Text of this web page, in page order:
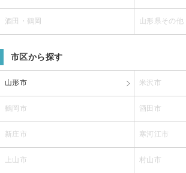
酒田・鶴岡 山形県その他
市区から探す
山形市 米沢市
鶴岡市 酒田市
新庄市 寒河江市
上山市 村山市